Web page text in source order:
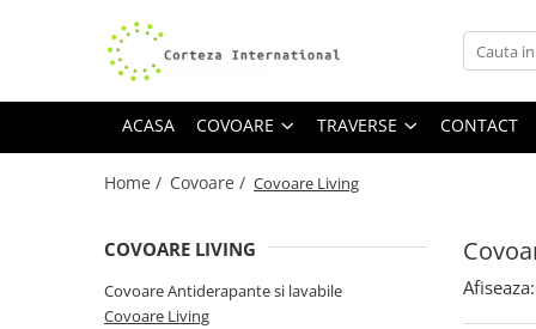
Covoare Moderne
Covoare Bucatarie
Covoare Clasice
Traverse antiderapante
ACASA COVOARE TRAVERSE CONTACT
Home / Covoare / Covoare Living
COVOARE LIVING
Covoare Antiderapante si lavabile
Covoare Living
Afiseaza: